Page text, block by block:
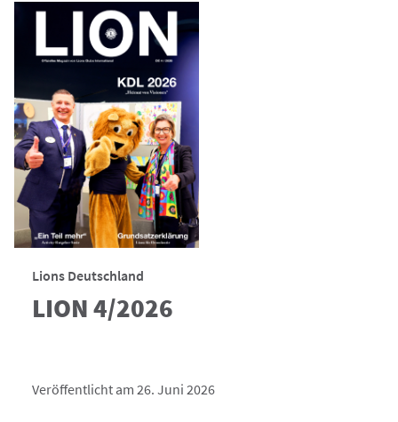
Lions Deutschland
LION 4/2026
Veröffentlicht am 26. Juni 2026